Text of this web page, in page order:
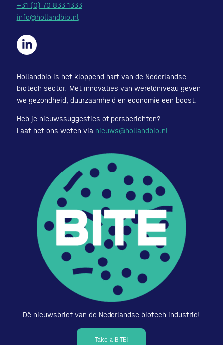
+31 (0) 70 833 1333
info@hollandbio.nl
Hollandbio is het kloppend hart van de Nederlandse
biotech sector. Met innovaties van wereldniveau geven
we gezondheid, duurzaamheid en economie een boost.
Heb je nieuwssuggesties of persberichten?
Laat het ons weten via nieuws@hollandbio.nl
Dé nieuwsbrief van de Nederlandse biotech industrie!
Take a BITE!